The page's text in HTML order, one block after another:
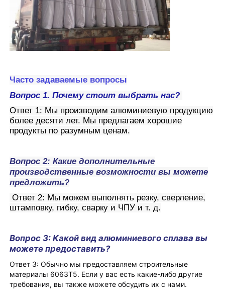
Часто задаваемые вопросы
Вопрос 1. Почему стоит выбрать нас?
Ответ 1: Мы производим алюминиевую продукцию
более десяти лет. Мы предлагаем хорошие
продукты по разумным ценам.
Вопрос 2: Какие дополнительные
производственные возможности вы можете
предложить?
Ответ 2: Мы можем выполнять резку, сверление,
штамповку, гибку, сварку и ЧПУ и т. д.
Вопрос 3: Какой вид алюминиевого сплава вы
можете предоставить?
Ответ 3: Обычно мы предоставляем строительные
материалы 6063T5. Если у вас есть какие-либо другие
требования, вы также можете обсудить их с нами.